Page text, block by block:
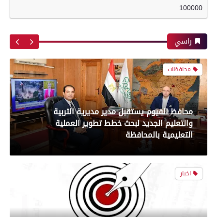
بعدسة الخبر المصري| شاهد أبرز لقطات مباراة
الكونفدرالية الإفريقية
رياضة
بعدسة الخبر المصري| شاهد أبرز لقطات مباراة
الأهلي و سيراميك فى الدورى
رياضة
100000
راسي
حملة أمنية مكبرة بدائرة قسمي أول وثاني ومركز
الفيوم لضبط الخارجين عن القانون وتعزيز الانضباط
المروري
محافظات
محافظ الفيوم يستقبل مدير مديرية التربية
والتعليم الجديد لبحث خطط تطوير العملية
التعليمية بالمحافظة
اخبار